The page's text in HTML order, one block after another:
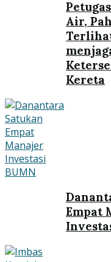
Air,
Kereta
Empat